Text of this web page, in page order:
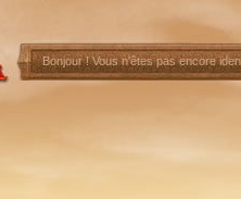
Bonjour !Vous n'êtes pas encore